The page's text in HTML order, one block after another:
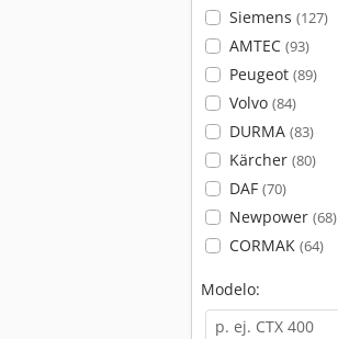
Siemens (127)
AMTEC (93)
Peugeot (89)
Volvo (84)
DURMA (83)
Kärcher (80)
DAF (70)
Newpower (68)
CORMAK (64)
Modelo: